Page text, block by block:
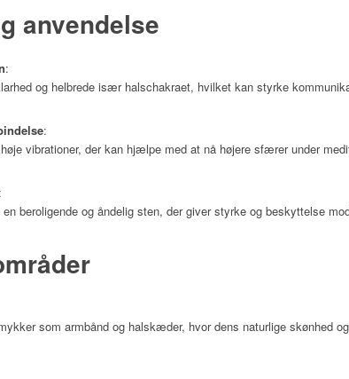
anvendelse
:
og helbrede især halschakraet, hvilket kan styrke
:
vibrationer, der kan hjælpe med at nå højere sfærer under
:
beroligende og åndelig sten, der giver styrke og beskyttelse
som armbånd og halskæder, hvor dens naturlige skønhed